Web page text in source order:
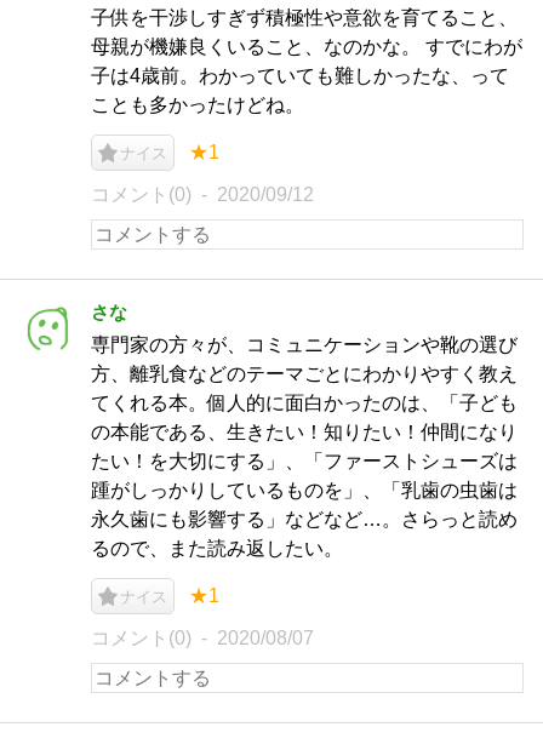
子供を干渉しすぎず積極性や意欲を育てること、
母親が機嫌良くいること、なのかな。 すでにわが
子は4歳前。わかっていても難しかったな、って
ことも多かったけどね。
ナイス ★1
コメント(0) 2020/09/12
さな
専門家の方々が、コミュニケーションや靴の選び
方、離乳食などのテーマごとにわかりやすく教え
てくれる本。個人的に面白かったのは、「子ども
の本能である、生きたい！知りたい！仲間になり
たい！を大切にする」、「ファーストシューズは
踵がしっかりしているものを」、「乳歯の虫歯は
永久歯にも影響する」などなど…。さらっと読め
るので、また読み返したい。
ナイス ★1
コメント(0) 2020/08/07